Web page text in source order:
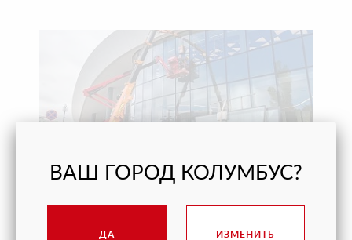
ВАШ ГОРОД КОЛУМБУС?
ДА ИЗМЕНИТЬ